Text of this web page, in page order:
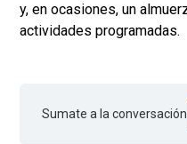
y, en ocasiones, un
actividades programadas.
Sumate a la